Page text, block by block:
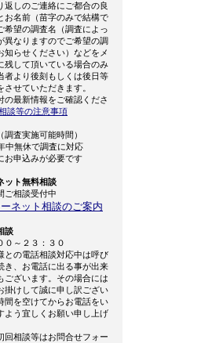
返しのご連絡にご都合の良
お名前（苗字のみで結構で
希望の調査名（調査によっ
異なりますのでご希望の調
知らせください）などをメ
残して頂いている場合のみ
者より後刻もしくは後日等
させていただきます。
の最新情報をご確認くださ
談等の注意事項
（調査実施可能時間）
中無休で調査に対応
申込みが必要です
ット無料相談
ご相談受付中
ネット相談のご案内
談
～２３：３０
との電話相談対応中は呼び
き、お電話に出る事が出来
ございます。その場合には
掛けして誠に申し訳ござい
間を空けてからお電話をい
よう宜しくお願い申し上げ
回相談等はお問合せフォー